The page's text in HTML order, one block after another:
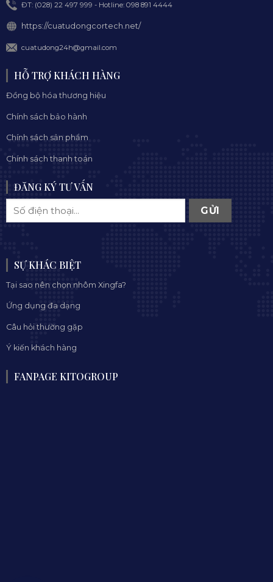
ĐT: (028) 22 497 999 - Hotline: 098 891 4444
https://cuatudongcortech.net/
cuatudong24h@gmail.com
HỖ TRỢ KHÁCH HÀNG
Đồng bộ hóa thương hiệu
Chính sách bảo hành
Chính sách sản phẩm
Chính sách thanh toán
ĐĂNG KÝ TƯ VẤN
SỰ KHÁC BIỆT
Tại sao nên chọn nhôm Xingfa?
Ứng dụng đa dạng
Câu hỏi thường gặp
Ý kiến khách hàng
FANPAGE KITOGROUP